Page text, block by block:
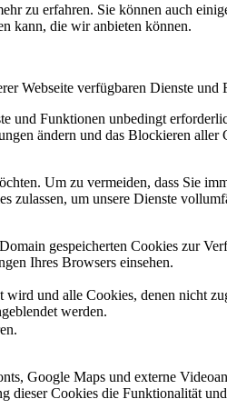
zu erfahren. Sie können auch
kann, die wir anbieten können.
Webseite verfügbaren Dienste
und Funktionen unbedingt
ändern und das Blockieren
Um zu vermeiden, dass Sie
zulassen, um unsere Dienste
gespeicherten Cookies zur
Ihres Browsers einsehen.
und alle Cookies, denen nicht
werden.
Google Maps und externe
dieser Cookies die Funktionalität